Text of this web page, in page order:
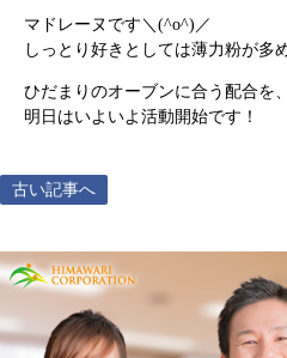
マドレーヌです＼(^o^)／
しっとり好きとしては薄力粉が多
ひだまりのオーブンに合う配合を
明日はいよいよ活動開始です！
古い記事へ